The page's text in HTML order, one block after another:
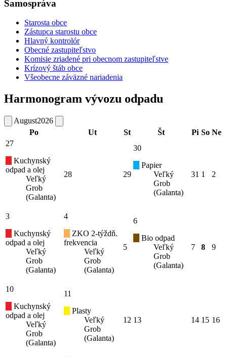
Samospráva
Starosta obce
Zástupca starostu obce
Hlavný kontrolór
Obecné zastupiteľstvo
Komisie zriadené pri obecnom zastupiteľstve
Krízový štáb obce
Všeobecne záväzné nariadenia
Harmonogram vývozu odpadu
August2026
Po
Ut St Št Pi So Ne
27
Kuchynský
odpad a olej
Veľký
Grob
(Galanta)
28 29
30
Papier
Veľký
Grob
(Galanta)
31 1 2
3
Kuchynský
odpad a olej
Veľký
Grob
(Galanta)
4
ZKO 2-týždň.
frekvencia
Veľký
Grob
(Galanta)
5
6
Bio odpad
Veľký
Grob
(Galanta)
7 8 9
10
Kuchynský
odpad a olej
Veľký
Grob
(Galanta)
11
Plasty
Veľký
Grob
(Galanta)
12 13 14 15 16